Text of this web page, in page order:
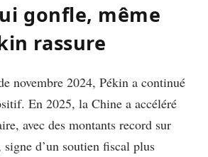
gonfle, même
rassure
novembre 2024, Pékin a continué
En 2025, la Chine a accéléré
avec des montants record sur
d’un soutien fiscal plus